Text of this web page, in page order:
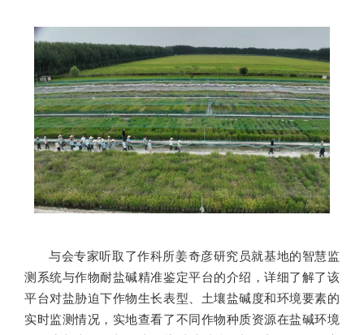
与会专家听取了作科所姜奇彦研究员就基地的智慧监
测系统与作物耐盐碱精准鉴定平台的介绍，详细了解了该
平台对盐胁迫下作物生长表型、土壤盐碱度和环境要素的
实时监测情况，实地查看了不同作物种质资源在盐碱环境